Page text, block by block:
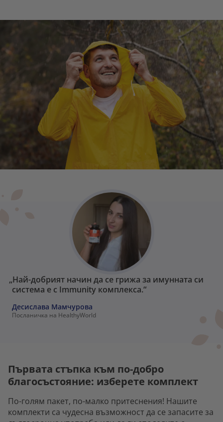
„Най-добрият начин да се грижа за имунната си
система е с Immunity комплексa.“
Десислава Мамчурова
Посланичка на HealthyWorld
Първата стъпка към по-добро
благосъстояние: изберете комплект
По-голям пакет, по-малко притеснения! Нашите
комплекти са чудесна възможност да се запасите за